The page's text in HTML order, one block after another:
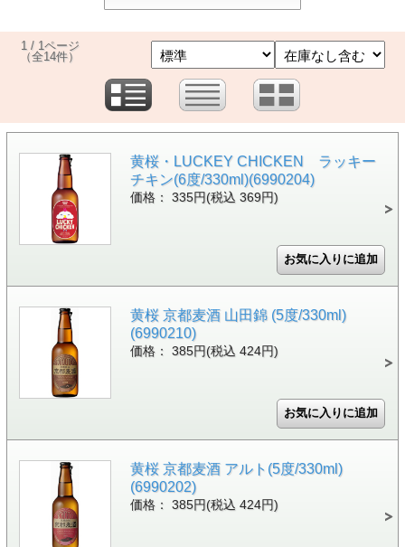
1 / 1ページ
（全14件）
黄桜・LUCKEY CHICKEN ラッキー
チキン(6度/330ml)(6990204)
価格： 335円(税込 369円)
黄桜 京都麦酒 山田錦 (5度/330ml)
(6990210)
価格： 385円(税込 424円)
黄桜 京都麦酒 アルト(5度/330ml)
(6990202)
価格： 385円(税込 424円)